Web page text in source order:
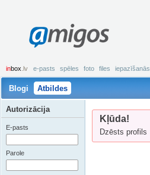
amigos
inbox .lv e-pasts spēles foto files iepazīšanās
Blogi Atbildes
Kļūda!
Dzēsts profils
Autorizācija
E-pasts
Parole